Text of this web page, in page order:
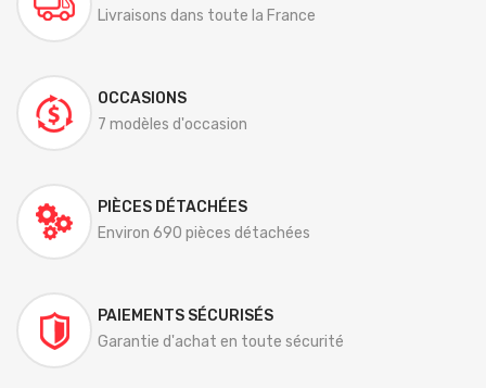
Livraisons dans toute la France
OCCASIONS
7 modèles d'occasion
PIÈCES DÉTACHÉES
Environ 690 pièces détachées
PAIEMENTS SÉCURISÉS
Garantie d'achat en toute sécurité